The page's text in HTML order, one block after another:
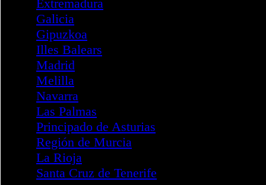
Servicios
Acreditaciones Formación
FOCAD
Correo Electrónico
Configuración
Cambio de contraseña
Spam